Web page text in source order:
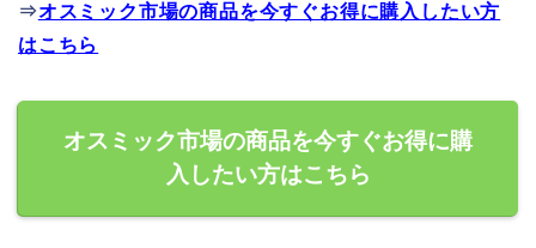
⇒オスミック市場の商品を今すぐお得に購入したい方
はこちら
オスミック市場の商品を今すぐお得に購
入したい方はこちら